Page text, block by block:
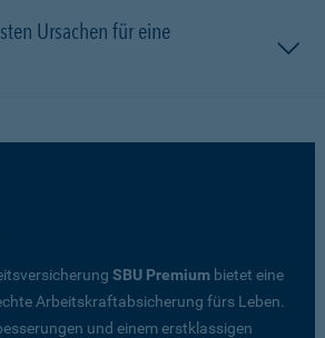
Ursachen für eine
SBU Premium bietet eine
Arbeitskraftabsicherung fürs Leben.
und einem erstklassigen